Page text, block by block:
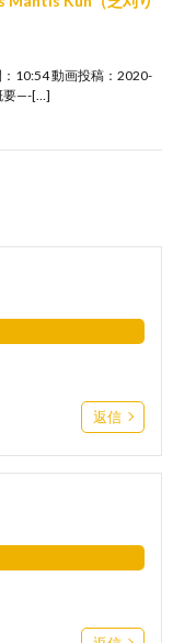
10:54 動画投稿：2020-
要—-[…]
返信